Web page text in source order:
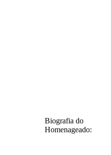
Biografia do
Homenageado: